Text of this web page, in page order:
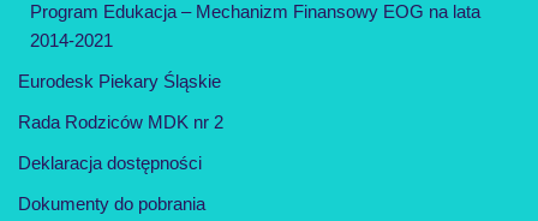
Program Edukacja – Mechanizm Finansowy EOG na lata
2014-2021
Eurodesk Piekary Śląskie
Rada Rodziców MDK nr 2
Deklaracja dostępności
Dokumenty do pobrania